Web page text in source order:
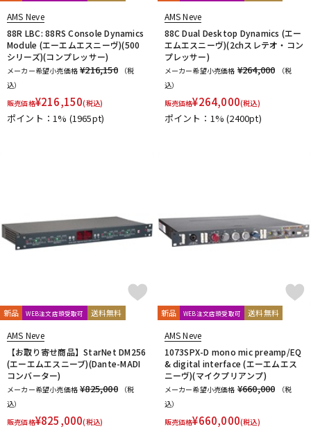
AMS Neve
88R LBC: 88RS Console Dynamics
Module (エーエムエスニーヴ)(500
シリーズ)(コンプレッサー)
メーカー希望小売価格 ¥216,150
（税
込）
販売価格¥216,150(税込)
ポイント：1% (1965pt)
AMS Neve
88C Dual Desktop Dynamics (エー
エムエスニーヴ)(2chスレテオ・コン
プレッサー)
メーカー希望小売価格 ¥264,000
（税
込）
販売価格¥264,000(税込)
ポイント：1%(2400pt)
新品 WEB注文店頭受取可 送料無料
AMS Neve
【お取り寄せ商品】StarNet DM256
(エーエムエスニーブ)(Dante-MADI
コンバーター)
メーカー希望小売価格 ¥825,000
（税
込）
販売価格¥825,000(税込)
新品 WEB注文店頭受取可 送料無料
AMS Neve
1073SPX-D mono mic preamp/EQ
& digital interface (エーエムエス
ニーヴ)(マイクプリアンプ)
メーカー希望小売価格 ¥660,000
（税
込）
販売価格¥660,000(税込)